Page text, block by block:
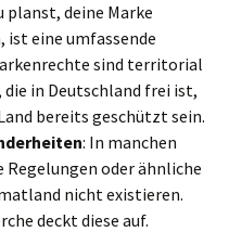
planst, deine Marke
eine umfassende
sind territorial
die in Deutschland frei ist,
bereits geschützt sein.
: In manchen
Regelungen oder ähnliche
nicht existieren.
deckt diese auf.